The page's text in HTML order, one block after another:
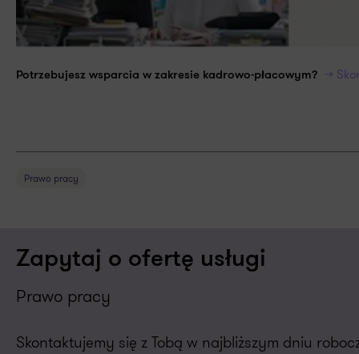
Potrzebujesz wsparcia w zakresie kadrowo-płacowym? >>
Prawo pracy
Zapytaj o ofertę usługi
Prawo pracy
Skontaktujemy się z Tobą w najbliższym dniu